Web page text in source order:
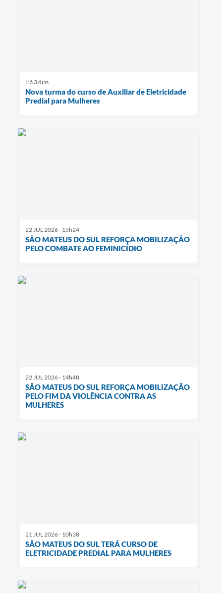
Há 3 dias
Nova turma do curso de Auxiliar de Eletricidade
Predial para Mulheres
22 JUL 2026 - 15h24
SÃO MATEUS DO SUL REFORÇA MOBILIZAÇÃO
PELO COMBATE AO FEMINICÍDIO
22 JUL 2026 - 14h48
SÃO MATEUS DO SUL REFORÇA MOBILIZAÇÃO
PELO FIM DA VIOLÊNCIA CONTRA AS
MULHERES
21 JUL 2026 - 10h38
SÃO MATEUS DO SUL TERÁ CURSO DE
ELETRICIDADE PREDIAL PARA MULHERES